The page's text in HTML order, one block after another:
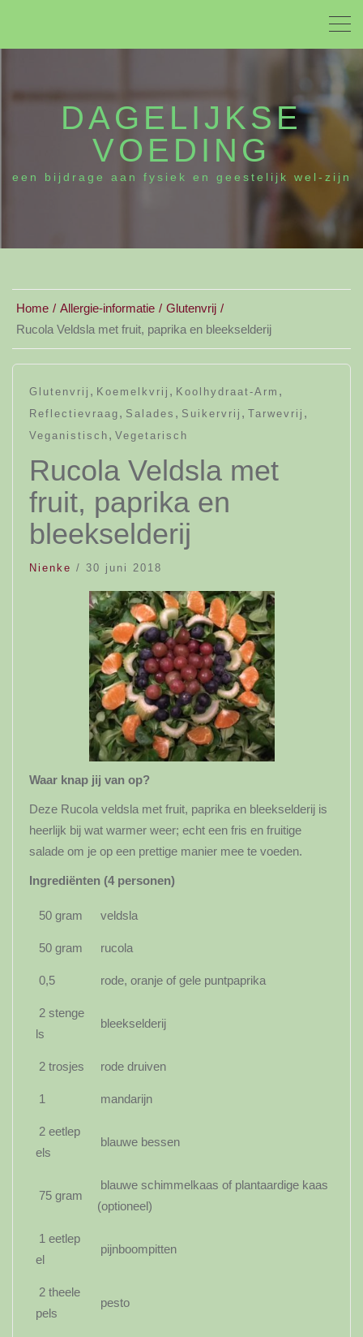
DAGELIJKSE
VOEDING
een bijdrage aan fysiek en geestelijk wel-zijn
Home Allergie-informatie
Glutenvrij
Rucola Veldsla met fruit, paprika en bleekselderij
Glutenvrij , Koemelkvrij , Koolhydraat-Arm ,
Reflectievraag , Salades , Suikervrij , Tarwevrij ,
Veganistisch , Vegetarisch
Rucola Veldsla met
fruit, paprika en
bleekselderij
Nienke / 30 juni 2018
Waar knap jij van op?
Deze Rucola veldsla met fruit, paprika en bleekselderij is
heerlijk bij wat warmer weer; echt een fris en fruitige
salade om je op een prettige manier mee te voeden.
Ingrediënten (4 personen)
50 gram veldsla
50 gram rucola
0,5 rode, oranje of gele puntpaprika
2 stenge
ls
bleekselderij
2 trosjes rode druiven
1 mandarijn
2 eetlep
els
blauwe bessen
75 gram
blauwe schimmelkaas of plantaardige kaas
(optioneel)
1 eetlep
el
pijnboompitten
2 theele
pels
pesto